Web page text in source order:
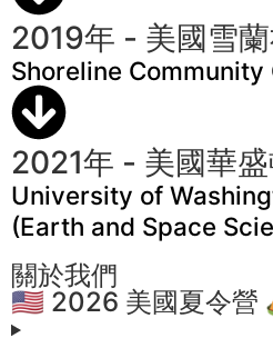
2019年 - 美國雪
Shoreline Community
2021年 - 美國華
University of
(Earth and Space
關於我們
🇺🇸 2026 美國夏令